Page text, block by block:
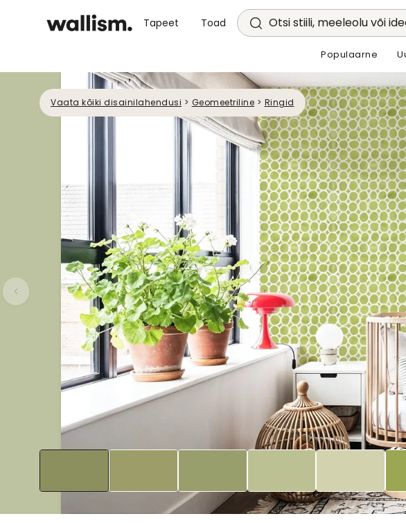
Tapeet Toad Otsi stiili, meeleolu või
Populaarne
Vaata kõiki disainilahendusi > Geomeetriline > Ringid